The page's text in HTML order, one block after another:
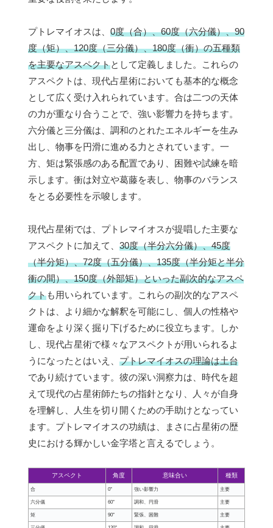
プトレマイオスは、 0度（合）、60度（六分儀）、90
度（矩）、120度（三分儀）、180度（衝）の五種類
を主要なアスペクトとして定義しました。これらの
アスペクトは、現代占星術においても基本的な概念
として広く受け入れられています。合は二つの天体
の力が重なり合うことで、強い影響力を持ちます。
六分儀と三分儀は、調和のとれたエネルギーを生み
出し、物事を円滑に進める力とされています。一
方、矩は緊張感のある配置であり、困難や試練を暗
示します。衝は対立や葛藤を表し、物事のバランス
をとる必要性を示唆します。
現代占星術では、プトレマイオスが提唱した主要な
アスペクトに加えて、 30度（半分六分儀）、45度
（半分矩）、72度（五分儀）、135度（半分矩と半分
衝の間）、150度（外部矩）といった副次的なアスペ
クトも用いられています。これらの副次的なアスペ
クトは、より細かな解釈を可能にし、個人の性格や
運命をより深く掘り下げるために役立ちます。しか
し、現代占星術で様々なアスペクトが用いられるよ
うになったとはいえ、 プトレマイオスの理論は土台
であり続けています。彼の深い洞察力は、時代を超
えて現代の占星術師たちの指針となり、人々が自身
を理解し、人生を切り開くための手助けとなってい
ます。プトレマイオスの功績は、まさに占星術の歴
史における輝かしい金字塔と言えるでしょう。
アスペクト 角度 意味合い 種類
合 0° 強い影響力 主要
六分儀 60° 調和、円滑 主要
矩 90° 緊張、困難 主要